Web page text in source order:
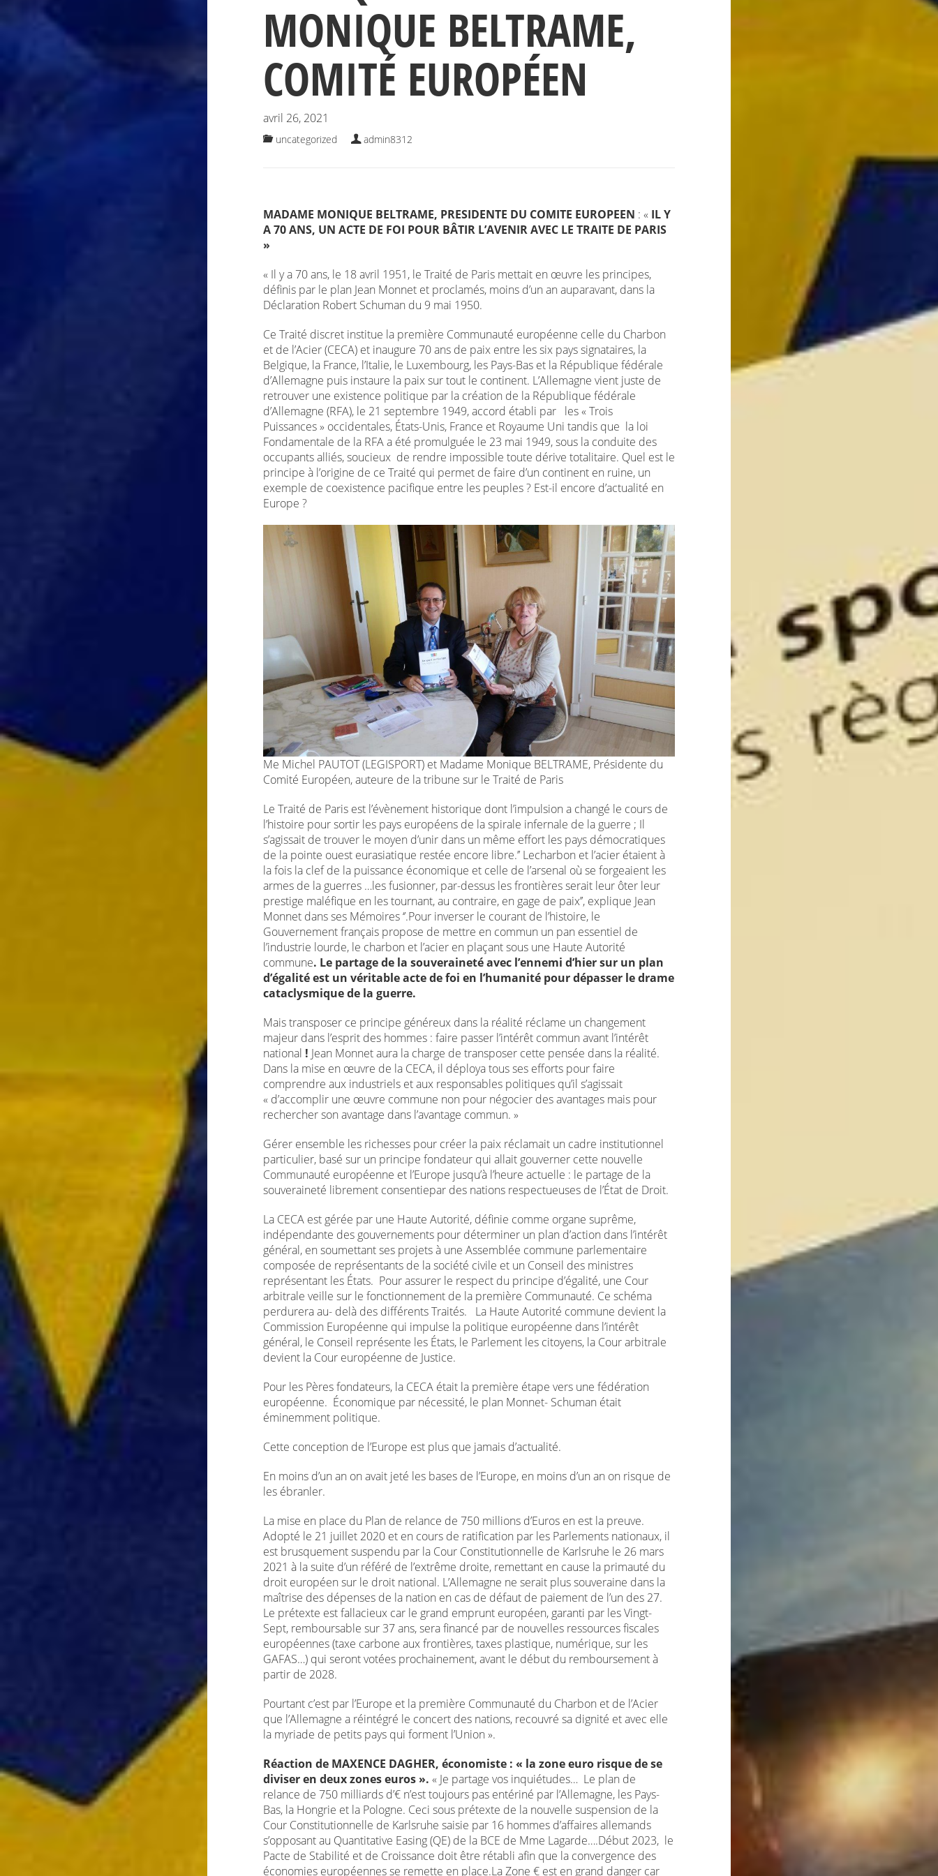
MONIQUE BELTRAME,
COMITÉ EUROPÉEN
avril 26, 2021
uncategorized admin8312
MADAME MONIQUE BELTRAME, PRESIDENTE DU COMITE EUROPEEN : « IL Y
A 70 ANS, UN ACTE DE FOI POUR BÂTIR L’AVENIR AVEC LE TRAITE DE PARIS
»
« Il y a 70 ans, le 18 avril 1951, le Traité de Paris mettait en œuvre les principes,
définis par le plan Jean Monnet et proclamés, moins d’un an auparavant, dans la
Déclaration Robert Schuman du 9 mai 1950.
Ce Traité discret institue la première Communauté européenne celle du Charbon
et de l’Acier (CECA) et inaugure 70 ans de paix entre les six pays signataires, la
Belgique, la France, l’Italie, le Luxembourg, les Pays-Bas et la République fédérale
d’Allemagne puis instaure la paix sur tout le continent. L’Allemagne vient juste de
retrouver une existence politique par la création de la République fédérale
d’Allemagne (RFA), le 21 septembre 1949, accord établi par les « Trois
Puissances » occidentales, États-Unis, France et Royaume Uni tandis que la loi
Fondamentale de la RFA a été promulguée le 23 mai 1949, sous la conduite des
occupants alliés, soucieux de rendre impossible toute dérive totalitaire. Quel est le
principe à l’origine de ce Traité qui permet de faire d’un continent en ruine, un
exemple de coexistence pacifique entre les peuples ? Est-il encore d’actualité en
Europe ?
Me Michel PAUTOT (LEGISPORT) et Madame Monique BELTRAME, Présidente du
Comité Européen, auteure de la tribune sur le Traité de Paris
Le Traité de Paris est l’évènement historique dont l’impulsion a changé le cours de
l’histoire pour sortir les pays européens de la spirale infernale de la guerre ; Il
s’agissait de trouver le moyen d’unir dans un même effort les pays démocratiques
de la pointe ouest eurasiatique restée encore libre.’’ Lecharbon et l’acier étaient à
la fois la clef de la puissance économique et celle de l’arsenal où se forgeaient les
armes de la guerres …les fusionner, par-dessus les frontières serait leur ôter leur
prestige maléfique en les tournant, au contraire, en gage de paix’’, explique Jean
Monnet dans ses Mémoires ‘’.Pour inverser le courant de l’histoire, le
Gouvernement français propose de mettre en commun un pan essentiel de
l’industrie lourde, le charbon et l’acier en plaçant sous une Haute Autorité
commune. Le partage de la souveraineté avec l’ennemi d’hier sur un plan
d’égalité est un véritable acte de foi en l’humanité pour dépasser le drame
cataclysmique de la guerre.
Mais transposer ce principe généreux dans la réalité réclame un changement
majeur dans l’esprit des hommes : faire passer l’intérêt commun avant l’intérêt
national ! Jean Monnet aura la charge de transposer cette pensée dans la réalité.
Dans la mise en œuvre de la CECA, il déploya tous ses efforts pour faire
comprendre aux industriels et aux responsables politiques qu’il s’agissait
« d’accomplir une œuvre commune non pour négocier des avantages mais pour
rechercher son avantage dans l’avantage commun. »
Gérer ensemble les richesses pour créer la paix réclamait un cadre institutionnel
particulier, basé sur un principe fondateur qui allait gouverner cette nouvelle
Communauté européenne et l’Europe jusqu’à l’heure actuelle : le partage de la
souveraineté librement consentiepar des nations respectueuses de l’État de Droit.
La CECA est gérée par une Haute Autorité, définie comme organe suprême,
indépendante des gouvernements pour déterminer un plan d’action dans l’intérêt
général, en soumettant ses projets à une Assemblée commune parlementaire
composée de représentants de la société civile et un Conseil des ministres
représentant les États. Pour assurer le respect du principe d’égalité, une Cour
arbitrale veille sur le fonctionnement de la première Communauté. Ce schéma
perdurera au- delà des différents Traités. La Haute Autorité commune devient la
Commission Européenne qui impulse la politique européenne dans l’intérêt
général, le Conseil représente les États, le Parlement les citoyens, la Cour arbitrale
devient la Cour européenne de Justice.
Pour les Pères fondateurs, la CECA était la première étape vers une fédération
européenne. Économique par nécessité, le plan Monnet- Schuman était
éminemment politique.
Cette conception de l’Europe est plus que jamais d’actualité.
En moins d’un an on avait jeté les bases de l’Europe, en moins d’un an on risque de
les ébranler.
La mise en place du Plan de relance de 750 millions d’Euros en est la preuve.
Adopté le 21 juillet 2020 et en cours de ratification par les Parlements nationaux, il
est brusquement suspendu par la Cour Constitutionnelle de Karlsruhe le 26 mars
2021 à la suite d’un référé de l’extrême droite, remettant en cause la primauté du
droit européen sur le droit national. L’Allemagne ne serait plus souveraine dans la
maîtrise des dépenses de la nation en cas de défaut de paiement de l’un des 27.
Le prétexte est fallacieux car le grand emprunt européen, garanti par les Vingt-
Sept, remboursable sur 37 ans, sera financé par de nouvelles ressources fiscales
européennes (taxe carbone aux frontières, taxes plastique, numérique, sur les
GAFAS…) qui seront votées prochainement, avant le début du remboursement à
partir de 2028.
Pourtant c’est par l’Europe et la première Communauté du Charbon et de l’Acier
que l’Allemagne a réintégré le concert des nations, recouvré sa dignité et avec elle
la myriade de petits pays qui forment l’Union ».
Réaction de MAXENCE DAGHER, économiste : « la zone euro risque de se
diviser en deux zones euros ». « Je partage vos inquiétudes… Le plan de
relance de 750 milliards d’€ n’est toujours pas entériné par l’Allemagne, les Pays-
Bas, la Hongrie et la Pologne. Ceci sous prétexte de la nouvelle suspension de la
Cour Constitutionnelle de Karlsruhe saisie par 16 hommes d’affaires allemands
s’opposant au Quantitative Easing (QE) de la BCE de Mme Lagarde….Début 2023, le
Pacte de Stabilité et de Croissance doit être rétabli afin que la convergence des
économies européennes se remette en place.La Zone € est en grand danger car